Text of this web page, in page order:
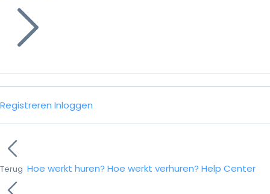
Registreren Inloggen
Terug Hoe werkt huren? Hoe werkt verhuren? Help Center